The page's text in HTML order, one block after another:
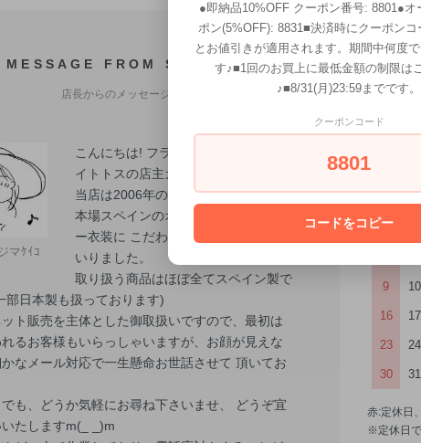
MESSAGE FROM STAFF
店長からのメッセージ
マｹｲｺ
こんにちは! フラメンコショップ・ケ
イトトスの店主カヤジマです!
当店は2006年のOPEN以来一貫して、
本場スペインのオーダー、セミオーダ
ー衣装に こだわった営業を続けてま
いりました。
取り扱う商品はほぼ全てスペイン製で
部日本製も扱っております)
ト販売を主体とした御取扱いですので、最初は
るお客様もいらっしゃいますが、お顔が見えな
なメール対応で一生懸命お世話させて 頂いてお
も、どうか気軽にお尋ね下さいませ、 どうぞ宜
いたしますm(_ _)m
9 10
16 17
23 24
30 31
赤:定休日
※定休日で
●即納品10%OFF クーポン番号: 8801●オ
ポン(5%OFF): 8831■決済時にクーポンコ
とお値引きが適用されます。期間中何度
す♪■1回のお買上に最低金額の制限は
♪■8/31(月)23:59までです。
クーポンコード
8801
コードをコピー